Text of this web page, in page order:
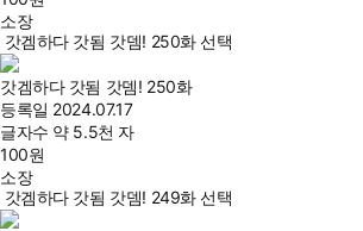
소장
갓겜하다 갓됨 갓뎀! 250화 선택
갓겜하다 갓됨 갓뎀! 250화
등록일 2024.07.17
글자수 약 5.5천 자
100원
소장
갓겜하다 갓됨 갓뎀! 249화 선택